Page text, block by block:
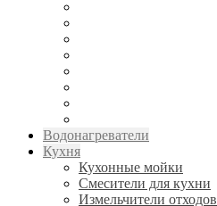
Водонагреватели
Кухня
Кухонные мойки
Смесители для кухни
Измельчители отходов